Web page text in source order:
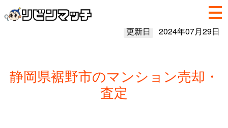
更新日 2024年07月29日
静岡県裾野市のマンション売却・
査定